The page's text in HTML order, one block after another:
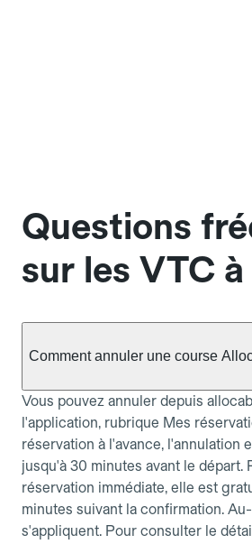
Questions
sur les VTC
Comment annuler une course
Vous pouvez annuler depuis
l'application, rubrique Mes
réservation à l'avance, l'annulation
jusqu'à 30 minutes avant le départ.
réservation immédiate, elle est
minutes suivant la confirmation.
s'appliquent. Pour consulter le